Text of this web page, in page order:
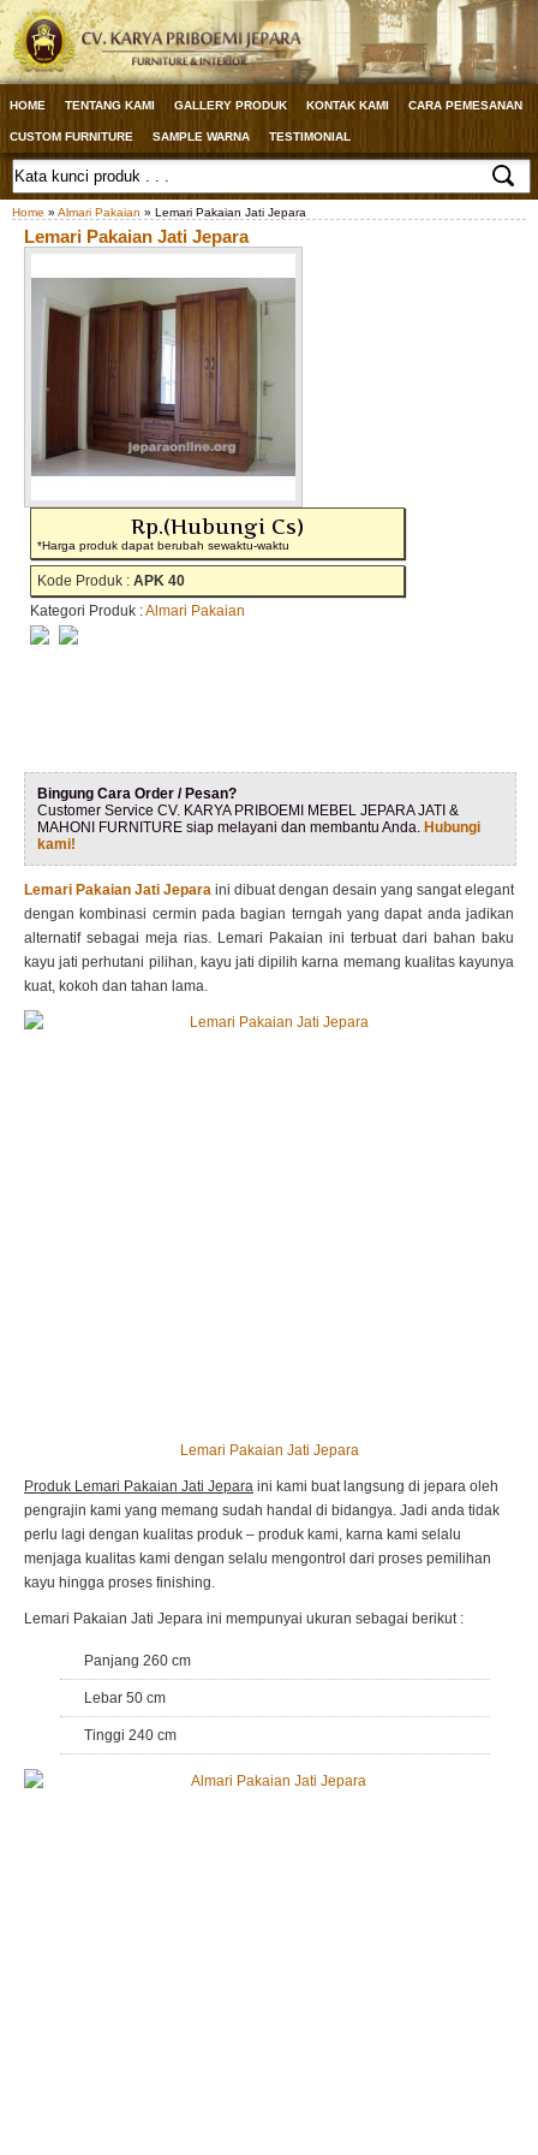
HOME TENTANG KAMI GALLERY PRODUK KONTAK KAMI CARA PEMESANAN
CUSTOM FURNITURE SAMPLE WARNA TESTIMONIAL
Home » Almari Pakaian » Lemari Pakaian Jati Jepara
Lemari Pakaian Jati Jepara
Rp.(Hubungi Cs)
*Harga produk dapat berubah sewaktu-waktu
Kode Produk : APK 40
Kategori Produk :Almari Pakaian
Bingung Cara Order / Pesan?
Customer Service CV. KARYA PRIBOEMI MEBEL JEPARA JATI &
MAHONI FURNITURE siap melayani dan membantu Anda. Hubungi
kami!
Lemari Pakaian Jati Jepara ini dibuat dengan desain yang sangat elegant
dengan kombinasi cermin pada bagian terngah yang dapat anda jadikan
alternatif sebagai meja rias. Lemari Pakaian ini terbuat dari bahan baku
kayu jati perhutani pilihan, kayu jati dipilih karna memang kualitas kayunya
kuat, kokoh dan tahan lama.
Lemari Pakaian Jati Jepara
Produk Lemari Pakaian Jati Jepara ini kami buat langsung di jepara oleh
pengrajin kami yang memang sudah handal di bidangya. Jadi anda tidak
perlu lagi dengan kualitas produk – produk kami, karna kami selalu
menjaga kualitas kami dengan selalu mengontrol dari proses pemilihan
kayu hingga proses finishing.
Lemari Pakaian Jati Jepara ini mempunyai ukuran sebagai berikut :
Panjang 260 cm
Lebar 50 cm
Tinggi 240 cm